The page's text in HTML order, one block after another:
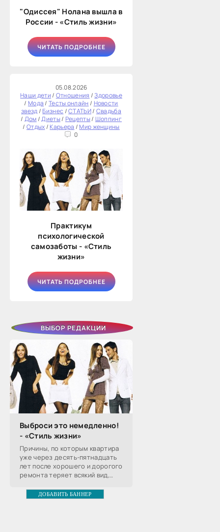
"Одиссея" Нолана вышла в
России - «Стиль жизни»
ЧИТАТЬ ПОДРОБНЕЕ
05.08.2026
Наши дети/ Отношения /Здоровье
/ Мода/Тесты онлайн/ Новости
звезд/Бизнес /СТАТЬИ/ Свадьба
/ Дом/Диеты/ Рецепты/ Шоппинг
/ Отдых/Карьера /Мир женщины
0
Практикум
психологической
самозаботы - «Стиль
жизни»
ЧИТАТЬ ПОДРОБНЕЕ
ВЫБОР РЕДАКЦИИ
Выброси это немедленно!
- «Стиль жизни»
Причины, по которым квартира
уже через десять-пятнадцать
лет после хорошего и дорогого
ремонта теряет всякий вид,
них хозяин может совладать,
чтобы сохранить
ДОБАВИТЬ БАННЕР